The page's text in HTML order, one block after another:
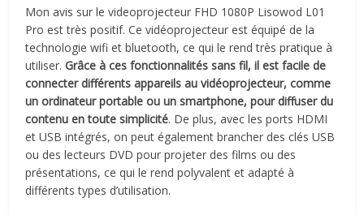
Mon avis sur le videoprojecteur FHD 1080P Lisowod L01
Pro est très positif. Ce vidéoprojecteur est équipé de la
technologie wifi et bluetooth, ce qui le rend très pratique à
utiliser. Grâce à ces fonctionnalités sans fil, il est facile de
connecter différents appareils au vidéoprojecteur, comme
un ordinateur portable ou un smartphone, pour diffuser du
contenu en toute simplicité. De plus, avec les ports HDMI
et USB intégrés, on peut également brancher des clés USB
ou des lecteurs DVD pour projeter des films ou des
présentations, ce qui le rend polyvalent et adapté à
différents types d’utilisation.